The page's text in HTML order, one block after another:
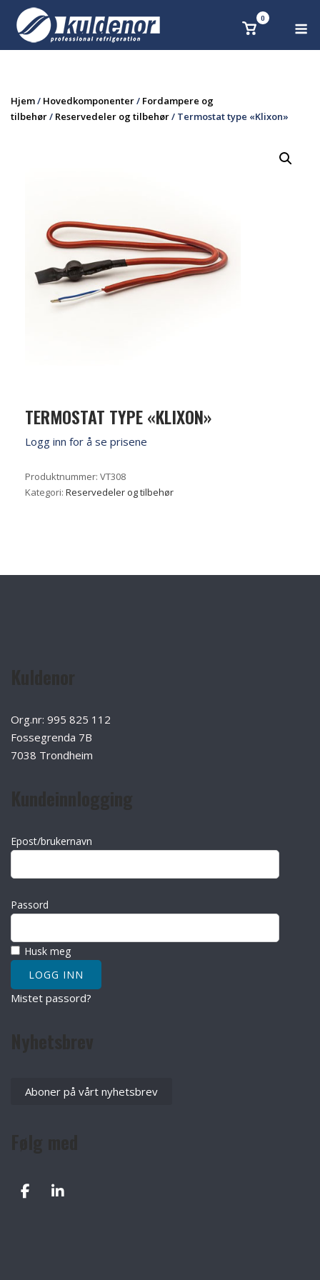
content
Se 0
Hjem/ Hovedkomponenter/ Fordampere og
tilbehør/ Reservedeler og tilbehør/ Termostat type «Klixon»
TERMOSTAT TYPE «KLIXON»
Logg inn for å se prisene
Produktnummer: VT308
Kategori: Reservedeler og tilbehør
Org.nr: 995 825 112
Fossegrenda 7B
7038 Trondheim
Epost/brukernavn
Passord
Husk meg
Mistet passord?
Aboner på vårt nyhetsbrev